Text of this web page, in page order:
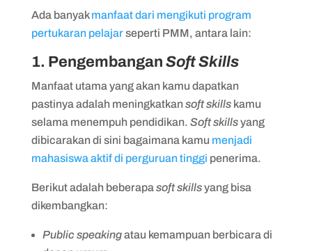
Ada banyakmanfaat dari mengikuti program
pertukaran pelajarseperti PMM, antara lain:
1. Pengembangan Soft Skills
Manfaat utama yang akan kamu dapatkan
pastinya adalah meningkatkansoft skillskamu
selama menempuh pendidikan. Soft skillsyang
dibicarakan di sini bagaimana kamu menjadi
mahasiswa aktif di perguruan tinggi penerima.
Berikut adalah beberapa soft skillsyang bisa
dikembangkan:
Public speakingatau kemampuan berbicara di